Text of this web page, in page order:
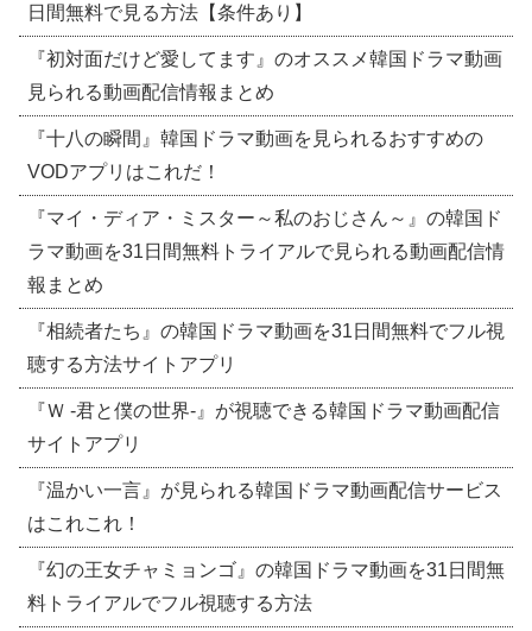
日間無料で見る方法【条件あり】
『初対面だけど愛してます』のオススメ韓国ドラマ動画
見られる動画配信情報まとめ
『十八の瞬間』韓国ドラマ動画を見られるおすすめの
VODアプリはこれだ！
『マイ・ディア・ミスター～私のおじさん～』の韓国ド
ラマ動画を31日間無料トライアルで見られる動画配信情
報まとめ
『相続者たち』の韓国ドラマ動画を31日間無料でフル視
聴する方法サイトアプリ
『Ｗ -君と僕の世界-』が視聴できる韓国ドラマ動画配信
サイトアプリ
『温かい一言』が見られる韓国ドラマ動画配信サービス
はこれこれ！
『幻の王女チャミョンゴ』の韓国ドラマ動画を31日間無
料トライアルでフル視聴する方法